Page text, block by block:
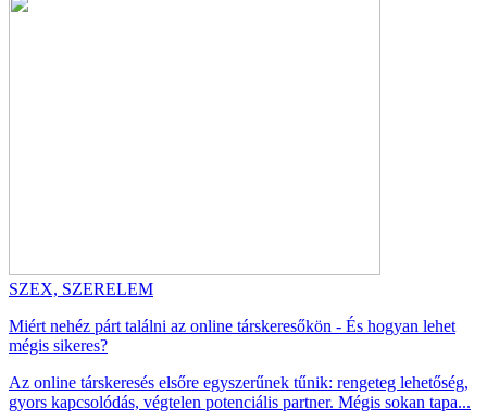
SZEX, SZERELEM
Miért nehéz párt találni az online társkeresőkön - És hogyan lehet
mégis sikeres?
Az online társkeresés elsőre egyszerűnek tűnik: rengeteg lehetőség,
gyors kapcsolódás, végtelen potenciális partner. Mégis sokan tapa...